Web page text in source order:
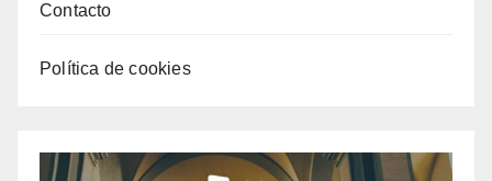
Contacto
Política de cookies